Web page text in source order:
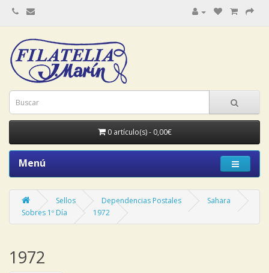
0 artículo(s) - 0,00€
Menú
Sellos Dependencias Postales
Sahara
Sobres 1º Día
1972
1972